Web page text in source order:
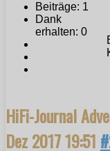
Beiträge: 1
Dank
erhalten: 0
HiFi-Journal
Dez 2017 19:51